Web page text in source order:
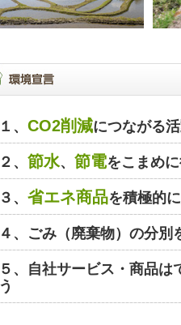
１、 CO2削減につながる
２、 節水、 節電をこまめに
３、 省エネ商品を積極的
４、ごみ（廃棄物）の分別
５、自社サービス・商品は
う